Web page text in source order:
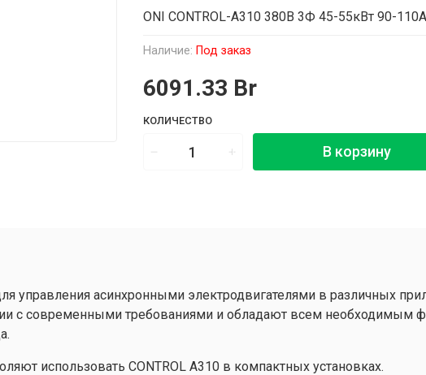
Наличие: Под заказ
6091.33 Br
КОЛИЧЕСТВО
В корзину
ONI CONTROL-A310 380В 3Ф 45-55кВт 90-
управления асинхронными электродвигателями в различных
с современными требованиями и обладают всем необходимым
использовать CONTROL A310 в компактных установках.